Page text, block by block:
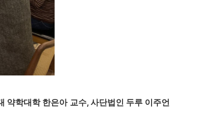
약학대학 한은아 교수, 사단법인 두루 이주언